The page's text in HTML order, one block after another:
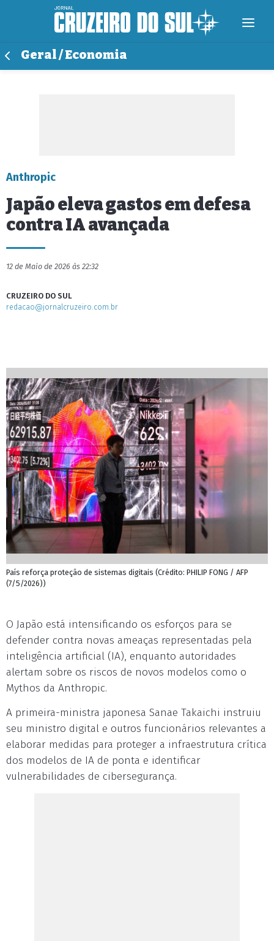
Geral / Economia
Anthropic
Japão eleva gastos em defesa
contra IA avançada
12 de Maio de 2026 às 22:32
CRUZEIRO DO SUL
redacao@jornalcruzeiro.com.br
País reforça proteção de sistemas digitais (Crédito: PHILIP FONG / AFP
(7/5/2026))
O Japão está intensificando os esforços para se
defender contra novas ameaças representadas pela
inteligência artificial (IA), enquanto autoridades
alertam sobre os riscos de novos modelos como o
Mythos da Anthropic.
A primeira-ministra japonesa Sanae Takaichi instruiu
seu ministro digital e outros funcionários relevantes a
elaborar medidas para proteger a infraestrutura crítica
dos modelos de IA de ponta e identificar
vulnerabilidades de cibersegurança.